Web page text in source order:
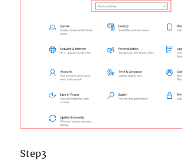
Step3